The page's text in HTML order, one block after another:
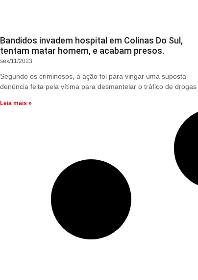
Bandidos invadem hospital em Colinas Do Sul,
tentam matar homem, e acabam presos.
sex/11/2023
Segundo os criminosos, a ação foi para vingar uma suposta
denúncia feita pela vítima para desmantelar o tráfico de drogas
Leia mais »